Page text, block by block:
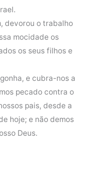
devorou o trabalho
mocidade os
os seus filhos e
e cubra-nos a
pecado contra o
pais, desde a
hoje; e não demos
Deus.